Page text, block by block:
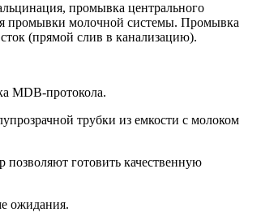
промывка центрального
промывки молочной системы. Промывка
(прямой слив в канализацию).
MDB-протокола.
трубки из емкости с молоком
готовить качественную
ожидания.